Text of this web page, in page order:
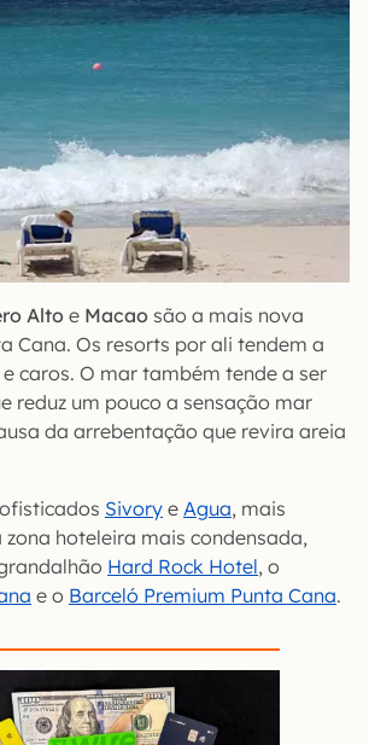
Alto e Macao são a mais nova
Cana. Os resorts por ali tendem a
caros. O mar também tende a ser
reduz um pouco a sensação mar
da arrebentação que revira areia
Sivory e Agua, mais
hoteleira mais condensada,
Hard Rock Hotel, o
e o Barceló Premium Punta Cana.